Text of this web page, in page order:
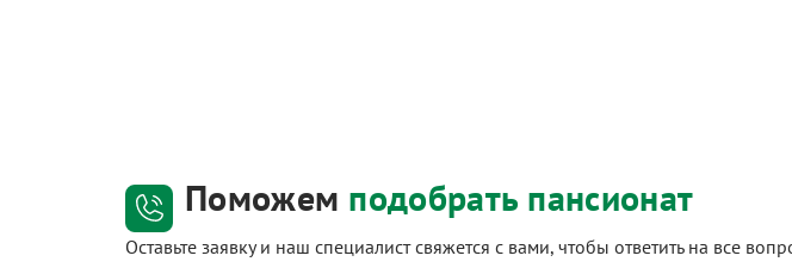
Поможем подобрать пансионат
Оставьте заявку и наш специалист свяжется с вами, чтобы ответить на все